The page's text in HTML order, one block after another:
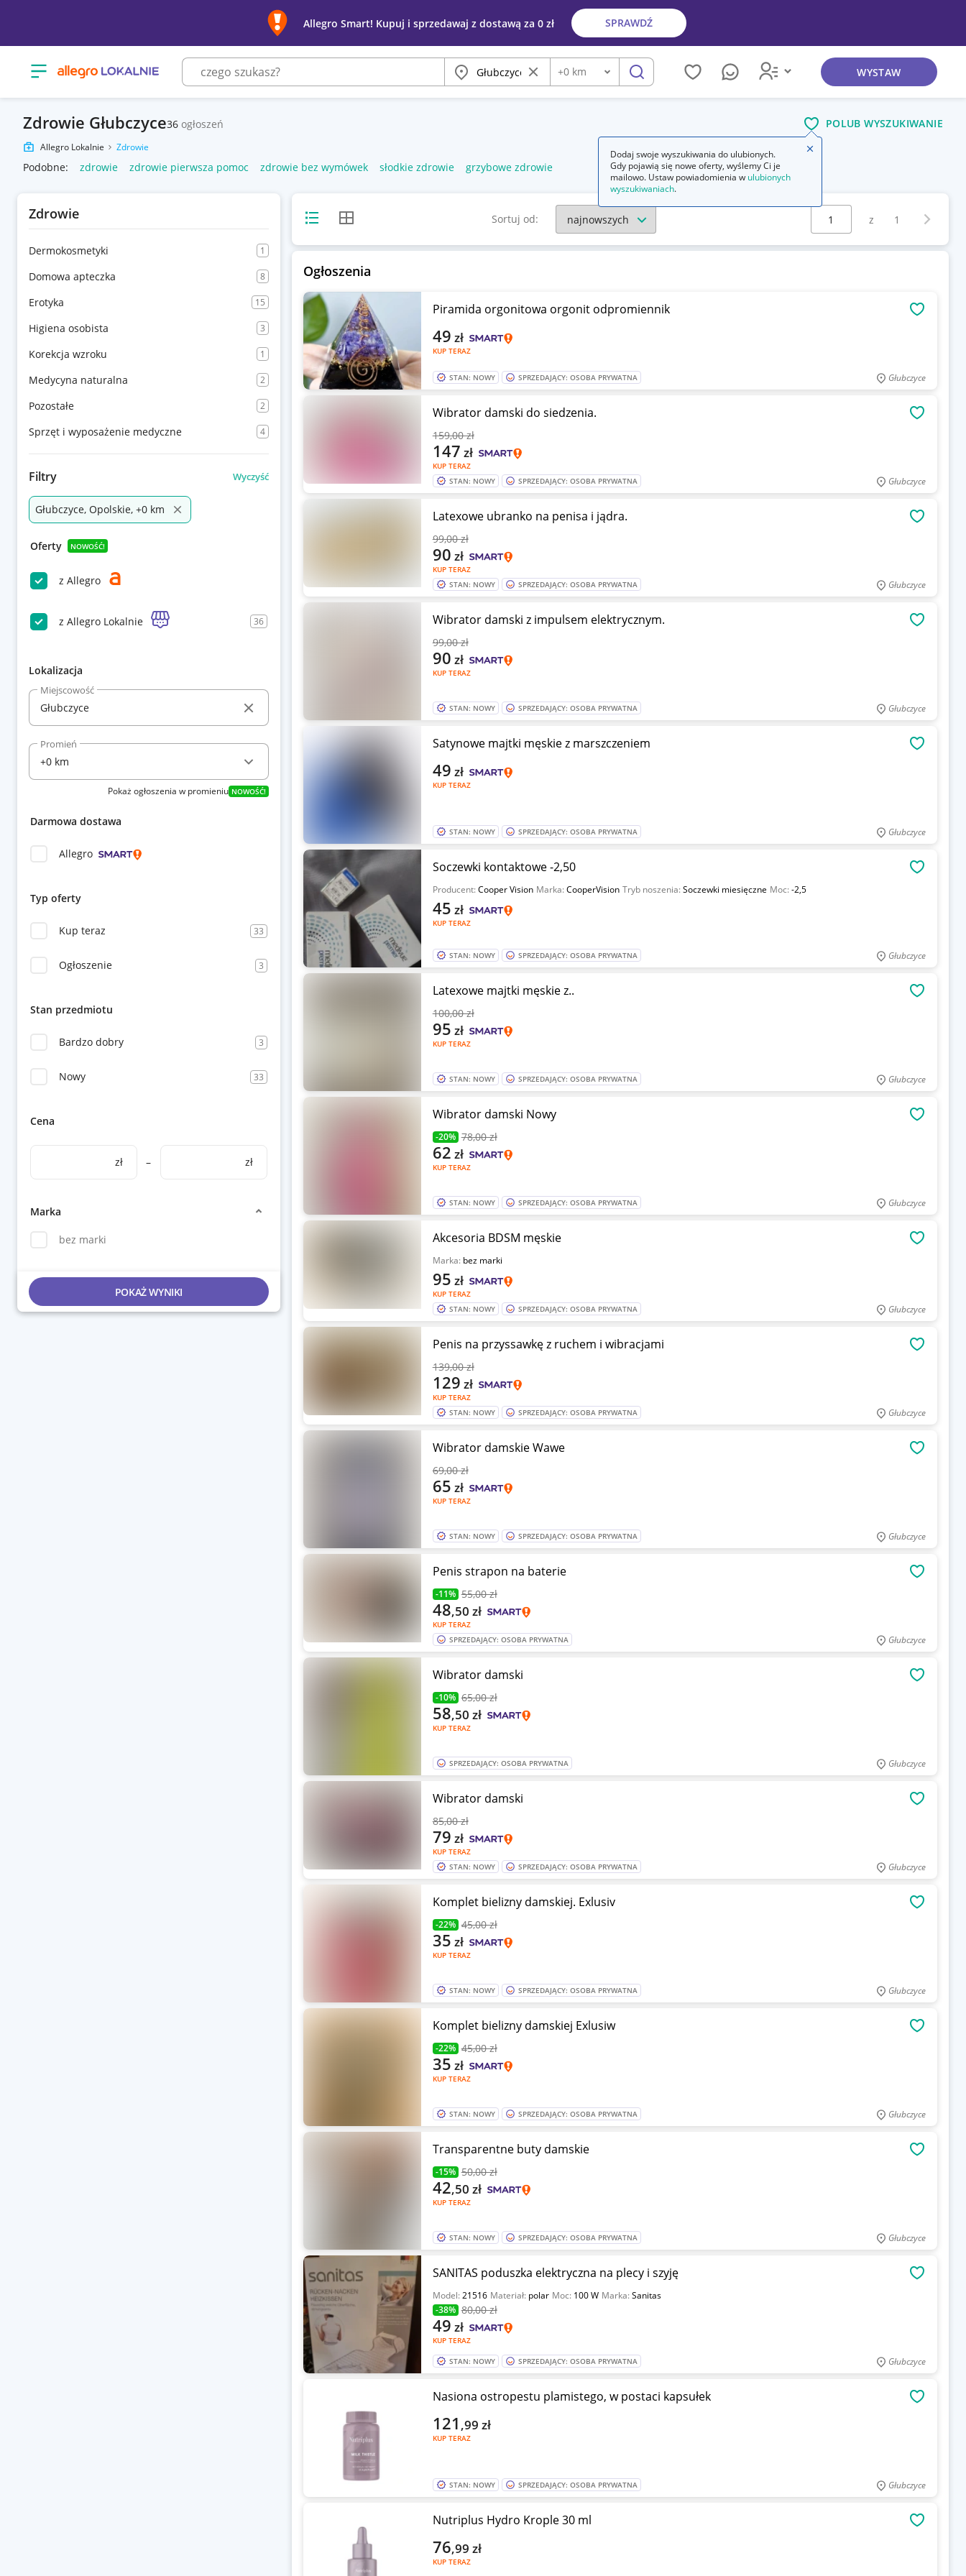
Allegro Smart! Kupuj i sprzedawaj z dostawą za 0 zł SPRAWDŹ
Otwórz menu z kategoriami Miasto Wyczyść frazę
Odległość
+0 km szukaj WYSTAW
Zdrowie Głubczyce36 ogłoszeń POLUB WYSZUKIWANIE
Allegro Lokalnie Zdrowie
Podobne: zdrowie zdrowie pierwsza pomoc zdrowie bez wymówek słodkie zdrowie grzybowe zdrowie
Zdrowie
Dermokosmetyki 1
Domowa apteczka 8
Erotyka 15
Higiena osobista 3
Korekcja wzroku 1
Medycyna naturalna 2
Pozostałe 2
Sprzęt i wyposażenie medyczne 4
Filtry Wyczyść
Głubczyce, Opolskie, +0 km
Oferty NOWOŚĆ!
z Allegro
z Allegro Lokalnie 36
Lokalizacja
Miejscowość
Promień
Pokaż ogłoszenia w promieniu NOWOŚĆ!
Darmowa dostawa
Allegro
Typ oferty
Kup teraz 33
Ogłoszenie 3
Stan przedmiotu
Bardzo dobry 3
Nowy 33
Cena
zł – zł
Marka
bez marki
POKAŻ WYNIKI
Widok listyWidok siatki Sortuj od:
Wybierz stronę:
z 1
Ogłoszenia
Piramida orgonitowa orgonit odpromiennik
KUP TERAZ
49 zł
STAN: NOWY SPRZEDAJĄCY: OSOBA PRYWATNA Głubczyce
Wibrator damski do siedzenia.
159,00 zł
KUP TERAZ
147 zł
STAN: NOWY SPRZEDAJĄCY: OSOBA PRYWATNA Głubczyce
Latexowe ubranko na penisa i jądra.
99,00 zł
KUP TERAZ
90 zł
STAN: NOWY SPRZEDAJĄCY: OSOBA PRYWATNA Głubczyce
Wibrator damski z impulsem elektrycznym.
99,00 zł
KUP TERAZ
90 zł
STAN: NOWY SPRZEDAJĄCY: OSOBA PRYWATNA Głubczyce
Satynowe majtki męskie z marszczeniem
KUP TERAZ
49 zł
STAN: NOWY SPRZEDAJĄCY: OSOBA PRYWATNA Głubczyce
Soczewki kontaktowe -2,50
Producent:Cooper Vision Marka:CooperVision Tryb noszenia:Soczewki miesięczne Moc:-2,5
KUP TERAZ
45 zł
STAN: NOWY SPRZEDAJĄCY: OSOBA PRYWATNA Głubczyce
Latexowe majtki męskie z..
100,00 zł
KUP TERAZ
95 zł
STAN: NOWY SPRZEDAJĄCY: OSOBA PRYWATNA Głubczyce
Wibrator damski Nowy
-20% 78,00 zł
KUP TERAZ
62 zł
STAN: NOWY SPRZEDAJĄCY: OSOBA PRYWATNA Głubczyce
Akcesoria BDSM męskie
Marka: bez marki
KUP TERAZ
95 zł
STAN: NOWY SPRZEDAJĄCY: OSOBA PRYWATNA Głubczyce
Penis na przyssawkę z ruchem i wibracjami
139,00 zł
KUP TERAZ
129 zł
STAN: NOWY SPRZEDAJĄCY: OSOBA PRYWATNA Głubczyce
Wibrator damskie Wawe
69,00 zł
KUP TERAZ
65 zł
STAN: NOWY SPRZEDAJĄCY: OSOBA PRYWATNA Głubczyce
Penis strapon na baterie
-11% 55,00 zł
KUP TERAZ
48,50 zł
SPRZEDAJĄCY: OSOBA PRYWATNA Głubczyce
Wibrator damski
-10% 65,00 zł
KUP TERAZ
58,50 zł
SPRZEDAJĄCY: OSOBA PRYWATNA Głubczyce
Wibrator damski
85,00 zł
KUP TERAZ
79 zł
STAN: NOWY SPRZEDAJĄCY: OSOBA PRYWATNA Głubczyce
Komplet bielizny damskiej. Exlusiv
-22% 45,00 zł
KUP TERAZ
35 zł
STAN: NOWY SPRZEDAJĄCY: OSOBA PRYWATNA Głubczyce
Komplet bielizny damskiej Exlusiw
-22% 45,00 zł
KUP TERAZ
35 zł
STAN: NOWY SPRZEDAJĄCY: OSOBA PRYWATNA Głubczyce
Transparentne buty damskie
-15% 50,00 zł
KUP TERAZ
42,50 zł
STAN: NOWY SPRZEDAJĄCY: OSOBA PRYWATNA Głubczyce
SANITAS poduszka elektryczna na plecy i szyję
Model:21516 Materiał: polar Moc: 100 W Marka:Sanitas
-38% 80,00 zł
KUP TERAZ
49 zł
STAN: NOWY SPRZEDAJĄCY: OSOBA PRYWATNA Głubczyce
Nasiona ostropestu plamistego, w postaci kapsułek
KUP TERAZ
121 ,99 zł
STAN: NOWY SPRZEDAJĄCY: OSOBA PRYWATNA Głubczyce
Nutriplus Hydro Krople 30 ml
KUP TERAZ
76,99 zł
Dodaj swoje wyszukiwania do ulubionych.
Gdy pojawią się nowe oferty, wyślemy Ci je
mailowo. Ustaw powiadomienia w ulubionych
wyszukiwaniach.
Zamknij wskazówkę